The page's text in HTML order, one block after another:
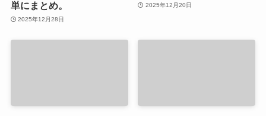
単にまとめ。
2025年12月28日
2025年12月20日